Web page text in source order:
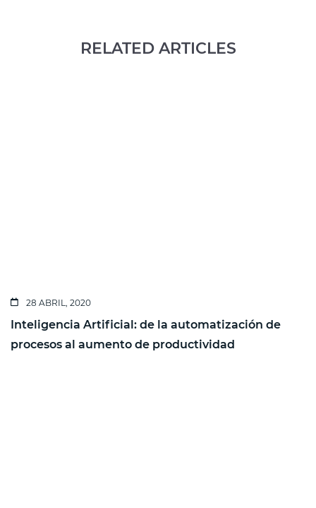
RELATED ARTICLES
28 ABRIL, 2020
Inteligencia Artificial: de la automatización de
procesos al aumento de productividad